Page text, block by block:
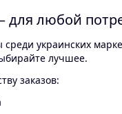
любой
украинских
лучшее.
заказов: